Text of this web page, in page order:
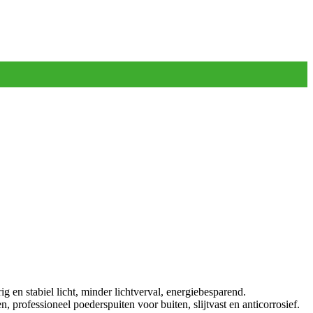
en stabiel licht, minder lichtverval, energiebesparend.
professioneel poederspuiten voor buiten, slijtvast en anticorrosief.